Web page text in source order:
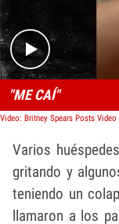
"ME CAÍ"
Varios
gritando y
teniendo un
llamaron a los